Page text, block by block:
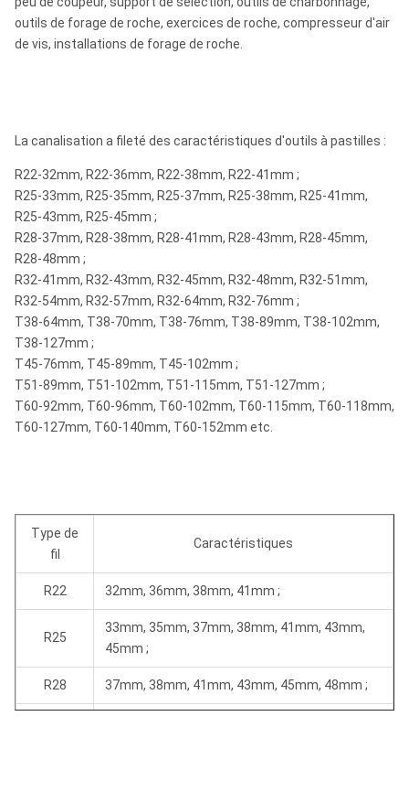
outils de forage de roche, exercices de roche, compresseur d'air
de vis, installations de forage de roche.
La canalisation a fileté des caractéristiques d'outils à pastilles :
R22-32mm, R22-36mm, R22-38mm, R22-41mm ;
R25-33mm, R25-35mm, R25-37mm, R25-38mm, R25-41mm,
R25-43mm, R25-45mm ;
R28-37mm, R28-38mm, R28-41mm, R28-43mm, R28-45mm,
R28-48mm ;
R32-41mm, R32-43mm, R32-45mm, R32-48mm, R32-51mm,
R32-54mm, R32-57mm, R32-64mm, R32-76mm ;
T38-64mm, T38-70mm, T38-76mm, T38-89mm, T38-102mm,
T38-127mm ;
T45-76mm, T45-89mm, T45-102mm ;
T51-89mm, T51-102mm, T51-115mm, T51-127mm ;
T60-92mm, T60-96mm, T60-102mm, T60-115mm, T60-118mm,
T60-127mm, T60-140mm, T60-152mm etc.
Type de
fil
Caractéristiques
R22 32mm, 36mm, 38mm, 41mm ;
R25
33mm, 35mm, 37mm, 38mm, 41mm, 43mm,
45mm ;
R28 37mm, 38mm, 41mm, 43mm, 45mm, 48mm ;